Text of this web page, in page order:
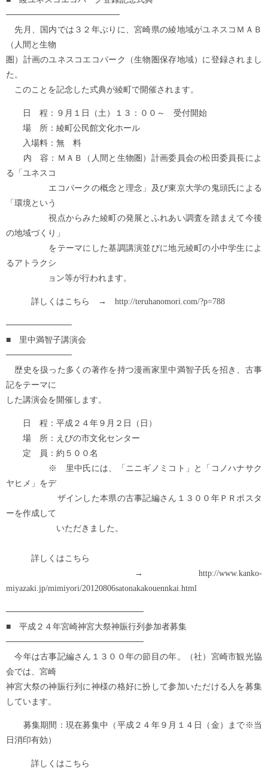
───────────────────
先月、国内では３２年ぶりに、宮崎県の綾地域がユネスコＭＡＢ
（人間と生物
圏）計画のユネスコエコパーク（生物圏保存地域）に登録されまし
た。
このことを記念した式典が綾町で開催されます。
日 程：９月１日（土）１３：００～ 受付開始
場 所：綾町公民館文化ホール
入場料：無 料
内 容：ＭＡＢ（人間と生物圏）計画委員会の松田委員長によ
る「ユネスコ
エコパークの概念と理念」及び東京大学の鬼頭氏による
「環境という
視点からみた綾町の発展とふれあい調査を踏まえて今後
の地域づくり」
をテーマにした基調講演並びに地元綾町の小中学生によ
るアトラクシ
ョン等が行われます。
詳しくはこちら → http://teruhanomori.com/?p=788
───────────
■ 里中満智子講演会
───────────
歴史を扱った多くの著作を持つ漫画家里中満智子氏を招き、古事
記をテーマに
した講演会を開催します。
日 程：平成２４年９月２日（日）
場 所：えびの市文化センター
定 員：約５００名
※ 里中氏には、「ニニギノミコト」と「コノハナサク
ヤヒメ」をデ
ザインした本県の古事記編さん１３００年ＰＲポスタ
ーを作成して
いただきました。
詳しくはこちら
→ http://www.kanko-
miyazaki.jp/mimiyori/20120806satonakakouennkai.html
───────────────────────
■ 平成２４年宮崎神宮大祭神賑行列参加者募集
───────────────────────
今年は古事記編さん１３００年の節目の年。（社）宮崎市観光協
会では、宮崎
神宮大祭の神賑行列に神様の格好に扮して参加いただける人を募集
しています。
募集期間：現在募集中（平成２４年９月１４日（金）まで※当
日消印有効）
詳しくはこちら